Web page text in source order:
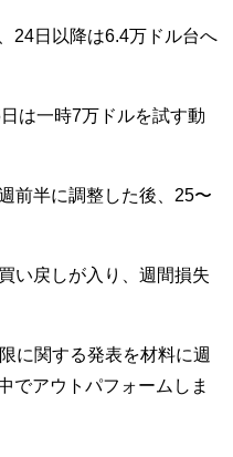
24日以降は6.4万ドル台へ
は一時7万ドルを試す動
前半に調整した後、25〜
い戻しが入り、週間損失
に関する発表を材料に週
でアウトパフォームしま